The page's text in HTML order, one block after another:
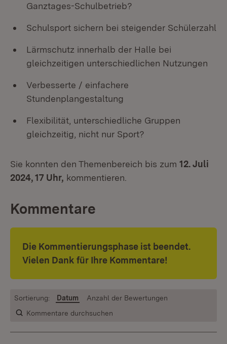
Ganztages-Schulbetrieb?
Schulsport sichern bei steigender Schülerzahl
Lärmschutz innerhalb der Halle bei
gleichzeitigen unterschiedlichen Nutzungen
Verbesserte / einfachere
Stundenplangestaltung
Flexibilität, unterschiedliche Gruppen
gleichzeitig, nicht nur Sport?
Sie konnten den Themenbereich bis zum 12. Juli
2024, 17 Uhr, kommentieren.
Kommentare
Die Kommentierungsphase ist beendet.
Vielen Dank für Ihre Kommentare!
Kommentare durchsuchen
Sortierung: Datum Anzahl der Bewertungen